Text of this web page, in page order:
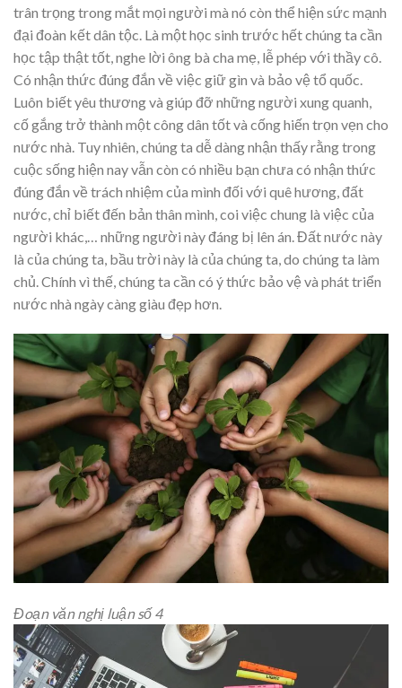
trân trọng trong mắt mọi người mà nó còn thể hiện sức mạnh
đại đoàn kết dân tộc. Là một học sinh trước hết chúng ta cần
học tập thật tốt, nghe lời ông bà cha mẹ, lễ phép với thầy cô.
Có nhận thức đúng đắn về việc giữ gìn và bảo vệ tổ quốc.
Luôn biết yêu thương và giúp đỡ những người xung quanh,
cố gắng trở thành một công dân tốt và cống hiến trọn vẹn cho
nước nhà. Tuy nhiên, chúng ta dễ dàng nhận thấy rằng trong
cuộc sống hiện nay vẫn còn có nhiều bạn chưa có nhận thức
đúng đắn về trách nhiệm của mình đối với quê hương, đất
nước, chỉ biết đến bản thân mình, coi việc chung là việc của
người khác,… những người này đáng bị lên án. Đất nước này
là của chúng ta, bầu trời này là của chúng ta, do chúng ta làm
chủ. Chính vì thế, chúng ta cần có ý thức bảo vệ và phát triển
nước nhà ngày càng giàu đẹp hơn.
Đoạn văn nghị luận số 4